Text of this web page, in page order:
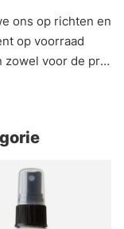
ons op richten en
op voorraad
zowel voor de pro
heeft. Wij
Simms,
Pool12 en